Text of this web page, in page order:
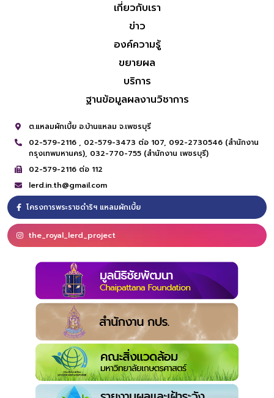
เกี่ยวกับเรา
ข่าว
องค์ความรู้
ขยายผล
บริการ
ฐานข้อมูลผลงานวิชาการ
ต.แหลมผักเบี้ย อ.บ้านแหลม จ.เพชรบุรี
02-579-2116 , 02-579-3473 ต่อ 107, 092-2730546 (สำนักงาน
กรุงเทพมหานคร), 032-770-755 (สำนักงาน เพชรบุรี)
02-579-2116 ต่อ 112
lerd.in.th@gmail.com
โครงการพระราชดำริฯ แหลมผักเบี้ย
the_royal_lerd_project